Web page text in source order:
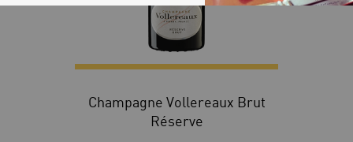
Champagne Vollereaux Brut
Réserve